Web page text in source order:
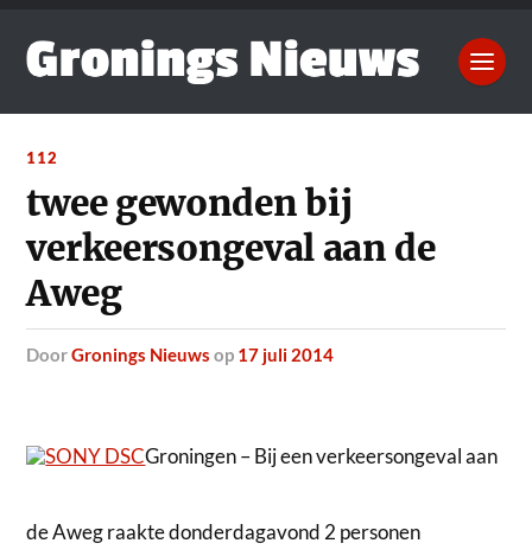
112
twee gewonden bij
verkeersongeval aan de
Aweg
doorGronings Nieuws op 17 juli 2014
Groningen – Bij een verkeersongeval aan
de Aweg raakte donderdagavond 2 personen